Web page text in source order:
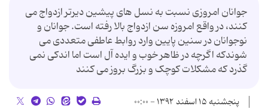
جوانان امروزی نسبت به نسل های پیشین دیرتر ازدواج می
کنند، در واقع امروزه سن ازدواج بالا رفته است. جوانان و
نوجوانان در سنین پایین وارد روابط عاطفی متعددی می
شوندکه اگرچه در ظاهر خوب و ایده آل است اما اندکی نمی
گذرد که مشکلات کوچک و بزرگ بروز می کنند
پنجشنبه ۱۵ اسفند ۱۳۹۲ - ۰۰:۰۰